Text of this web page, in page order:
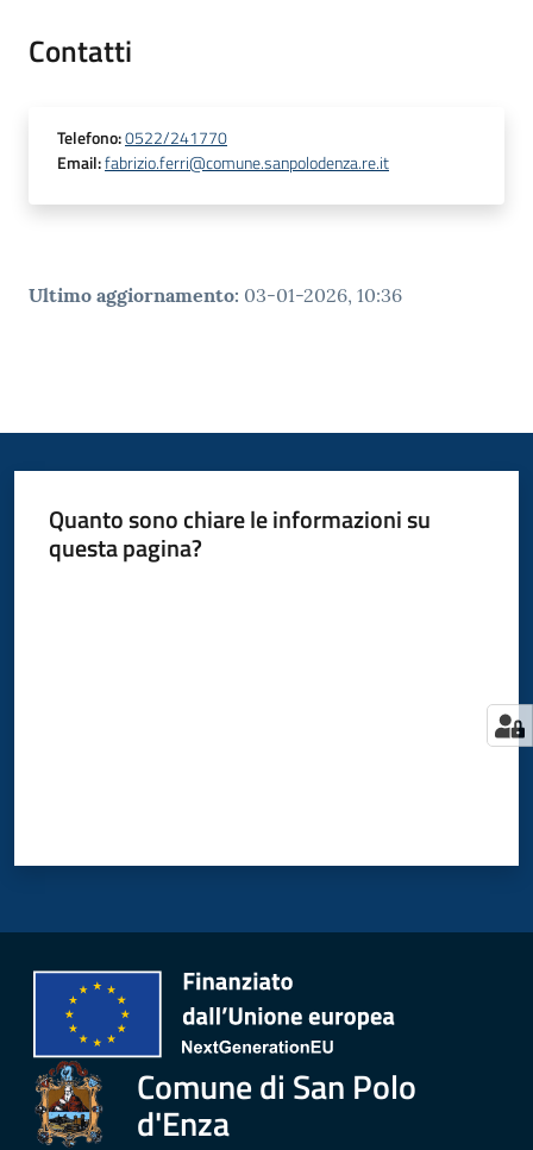
Contatti
Telefono:0522/241770
Email:fabrizio.ferri@comune.sanpolodenza.re.it
Ultimo aggiornamento: 03-01-2026, 10:36
Quanto sono chiare le informazioni su
questa pagina?
Comune di San Polo
d'Enza